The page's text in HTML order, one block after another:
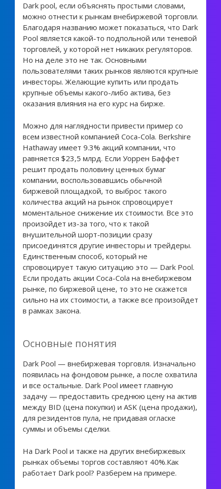
Dark pool, если объяснять простыми словами,
можно отнести к рынкам внебиржевой торговли.
Благодаря названию может показаться, что Dark
Pool является какой-то подпольной или теневой
торговлей, у которой нет никаких регуляторов.
Но на деле это не так. Основными
пользователями таких рынков являются крупные
инвесторы. Желающие купить или продать
крупные объемы какого-либо актива, без
оказания влияния на его курс на бирже.
Можно для наглядности привести пример со
всем известной компанией Coca-Cola. Berkshire
Hathaway имеет 9.3% акций компании, что
равняется $23,5 млрд. Если Уоррен Баффет
решит продать половину ценных бумаг
компании, воспользовавшись обычной
биржевой площадкой, то выброс такого
количества акций на рынок спровоцирует
моментальное снижение их стоимости. Все это
произойдет из-за того, что к такой
внушительной шорт-позиции сразу
присоединятся другие инвесторы и трейдеры.
Единственным способ, который не
спровоцирует такую ситуацию это — Dark Pool.
Если продать акции Coca-Cola на внебиржевом
рынке, по биржевой цене, то это не скажется
сильно на их стоимости, а также все произойдет
в рамках закона.
Основные понятия
Dark Pool — внебиржевая торговля. Изначально
появилась на фондовом рынке, а после охватила
и все остальные. Dark Pool имеет главную
задачу — предоставить среднюю цену на актив
между BID (цена покупки) и ASK (цена продажи),
для резидентов пула, не придавая огласке
суммы и объемы сделки.
На Dark Pool и также на других внебиржевых
рынках объемы торгов составляют 40%.Как
работает Dark pool? Разберем на примере.